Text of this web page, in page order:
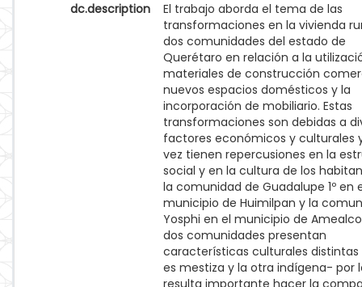
dc.description
El trabajo aborda el tema de las
transformaciones en la vivienda
dos comunidades del estado de
Querétaro en relación a la
materiales de construcción
nuevos espacios domésticos y la
incorporación de mobiliario. Estas
transformaciones son debidas a
factores económicos y culturales
vez tienen repercusiones en la
social y en la cultura de los
la comunidad de Guadalupe 1º en
municipio de Huimilpan y la
Yosphi en el municipio de
dos comunidades presentan
características culturales
es mestiza y la otra indígena- por
resulta importante hacer la